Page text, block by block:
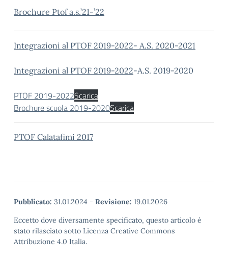
Brochure Ptof a.s.’21-’22
Integrazioni al PTOF 2019-2022- A.S. 2020-2021
Integrazioni al PTOF 2019-2022-A.S. 2019-2020
PTOF 2019-2022Scarica
Brochure scuola 2019-2020Scarica
PTOF Calatafimi 2017
Pubblicato: 31.01.2024 - Revisione: 19.01.2026
Eccetto dove diversamente specificato, questo articolo è
stato rilasciato sotto Licenza Creative Commons
Attribuzione 4.0 Italia.